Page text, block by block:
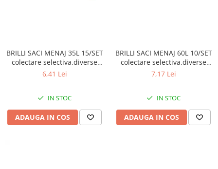
BRILLI SACI MENAJ 35L 15/SET
colectare selectiva,diverse
culori
6,41 Lei
IN STOC
ADAUGA IN COS
BRILLI SACI MENAJ 60L 10/SET
colectare selectiva,diverse
culori
7,17 Lei
IN STOC
ADAUGA IN COS